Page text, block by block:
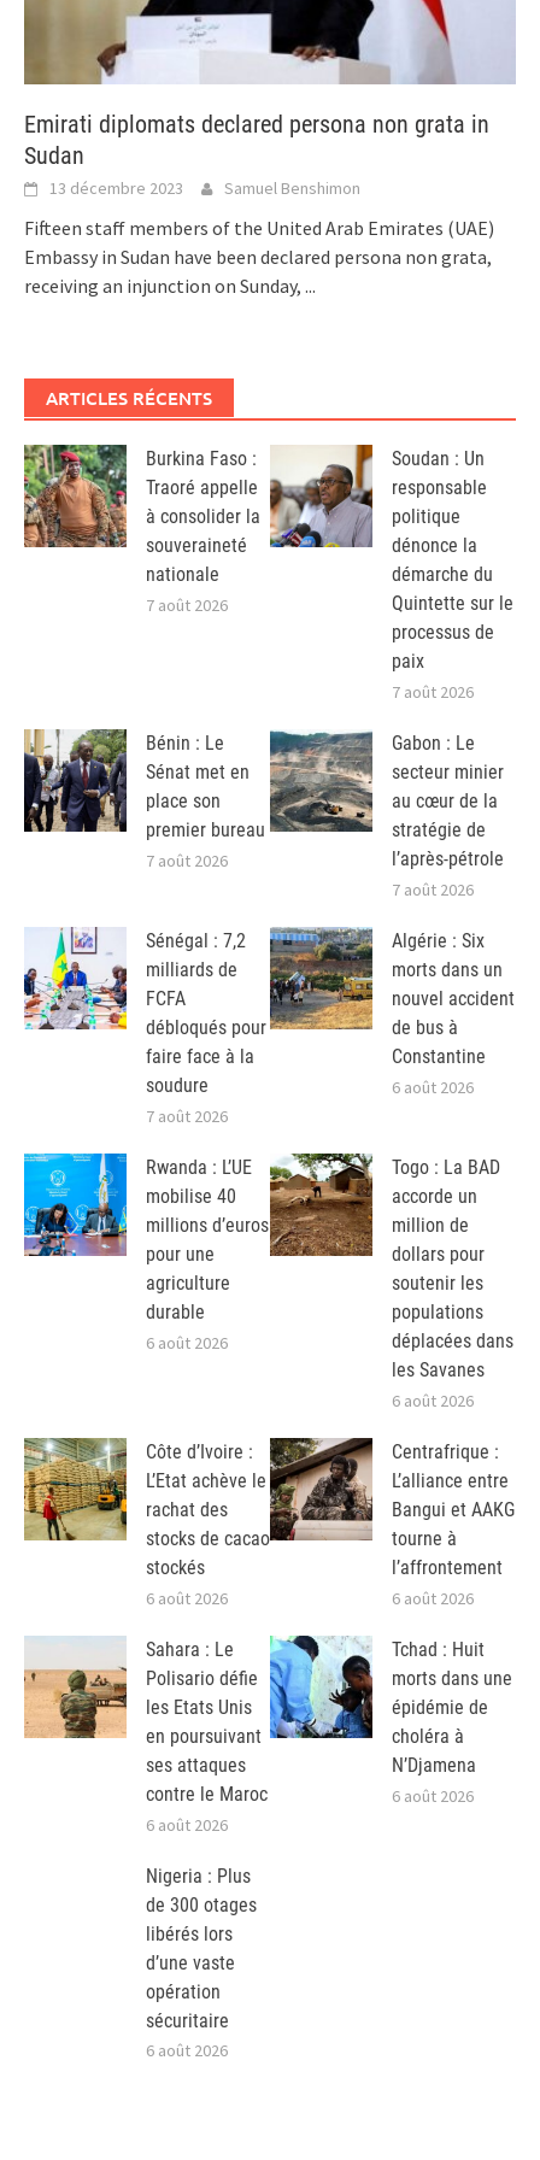
Emirati diplomats declared persona non grata in
Sudan
13 décembre 2023 Samuel Benshimon
Fifteen staff members of the United Arab Emirates (UAE)
Embassy in Sudan have been declared persona non grata,
receiving an injunction on Sunday, ...
ARTICLES RÉCENTS
Burkina Faso :
Traoré appelle
à consolider la
souveraineté
nationale
7 août 2026
Soudan : Un
responsable
politique
dénonce la
démarche du
Quintette sur le
processus de
paix
7 août 2026
Bénin : Le
Sénat met en
place son
premier bureau
7 août 2026
Gabon : Le
secteur minier
au cœur de la
stratégie de
l’après-pétrole
7 août 2026
Sénégal : 7,2
milliards de
FCFA
débloqués pour
faire face à la
soudure
7 août 2026
Algérie : Six
morts dans un
nouvel accident
de bus à
Constantine
6 août 2026
Rwanda : L’UE
mobilise 40
millions d’euros
pour une
agriculture
durable
6 août 2026
Togo : La BAD
accorde un
million de
dollars pour
soutenir les
populations
déplacées dans
les Savanes
6 août 2026
Côte d’Ivoire :
L’Etat achève le
rachat des
stocks de cacao
stockés
6 août 2026
Centrafrique :
L’alliance entre
Bangui et AAKG
tourne à
l’affrontement
6 août 2026
Sahara : Le
Polisario défie
les Etats Unis
en poursuivant
ses attaques
contre le Maroc
6 août 2026
Tchad : Huit
morts dans une
épidémie de
choléra à
N’Djamena
6 août 2026
Nigeria : Plus
de 300 otages
libérés lors
d’une vaste
opération
sécuritaire
6 août 2026